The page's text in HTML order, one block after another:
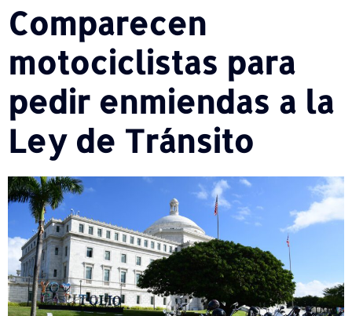
Comparecen
motociclistas para
pedir enmiendas a la
Ley de Tránsito